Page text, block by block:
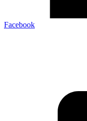
Facebook